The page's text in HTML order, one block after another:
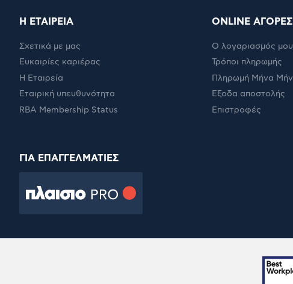
Η ΕΤΑΙΡΕΙΑ
Σχετικά με μας
Ευκαιρίες καριέρας
Η Εταιρεία
Εταιρική υπευθυνότητα
RBA Membership Status
ONLINE ΑΓΟΡΕΣ
Ο λογαριασμός μου
Τρόποι πληρωμής
Πληρωμή Μήνα
Έξοδα αποστολής
Επιστροφές
ΓΙΑ ΕΠΑΓΓΕΛΜΑΤΙΕΣ